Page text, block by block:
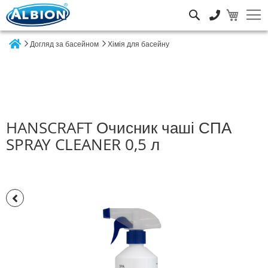
Догляд за басейном Хімія для басейну
HANSCRAFT Очисник чаші СПА
SPRAY CLEANER 0,5 л
Перейти
до